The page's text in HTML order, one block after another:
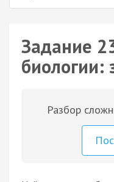
Задание
биологии:
Разбор